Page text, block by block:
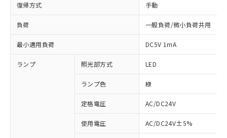
復帰方式 手動
負荷 一般負荷/微小負荷共用
最小適用負荷 DC5V 1mA
ランプ 照光部方式 LED
ランプ色 緑
定格電圧 AC/DC24V
使用電圧 AC/DC24V±5%